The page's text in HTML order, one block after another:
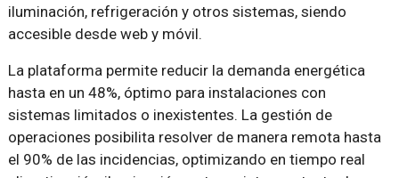
iluminación, refrigeración y otros sistemas, siendo
accesible desde web y móvil.
La plataforma permite reducir la demanda energética
hasta en un 48%, óptimo para instalaciones con
sistemas limitados o inexistentes. La gestión de
operaciones posibilita resolver de manera remota hasta
el 90% de las incidencias, optimizando en tiempo real